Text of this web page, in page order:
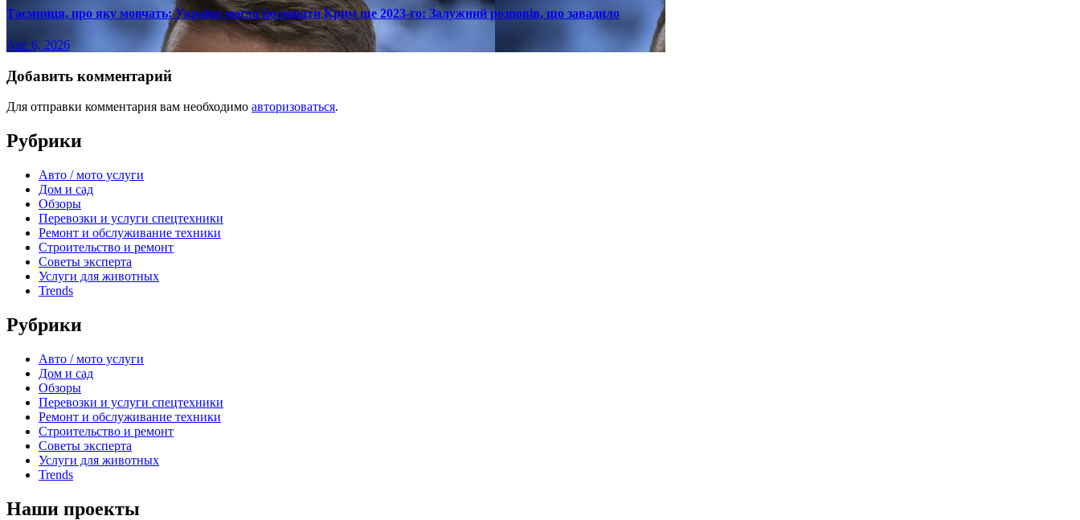
Таємниця, про яку мовчать: Україна могла ізолювати Крим ще 2023-го: Залужний розповів, що завадило
Авг 6, 2026
Добавить комментарий
Для отправки комментария вам необходимо авторизоваться.
Рубрики
Авто / мото услуги
Дом и сад
Обзоры
Перевозки и услуги спецтехники
Ремонт и обслуживание техники
Строительство и ремонт
Советы эксперта
Услуги для животных
Trends
Рубрики
Авто / мото услуги
Дом и сад
Обзоры
Перевозки и услуги спецтехники
Ремонт и обслуживание техники
Строительство и ремонт
Советы эксперта
Услуги для животных
Trends
Наши проекты